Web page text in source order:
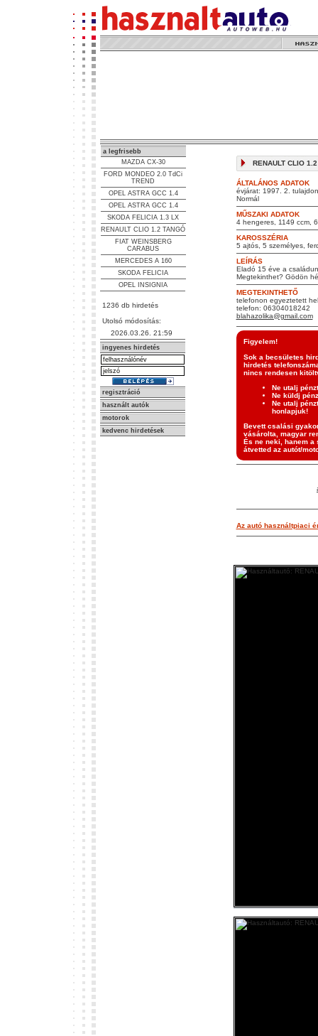
a legfrisebb
MAZDA CX-30
FORD MONDEO 2.0 TdCi
TREND
OPEL ASTRA GCC 1.4
OPEL ASTRA GCC 1.4
SKODA FELICIA 1.3 LX
RENAULT CLIO 1.2 TANGÓ
FIAT WEINSBERG
CARABUS
MERCEDES A 160
SKODA FELICIA
OPEL INSIGNIA
1236 db hirdetés
Utolsó módosítás:
2026.03.26. 21:59
ingyenes hirdetés
regisztráció
használt autók
motorok
kedvenc hirdetések
RENAULT CLIO
ÁLTALÁNOS ADATOK
évjárat: 1997. 2.
Normál
MŰSZAKI ADATOK
4 hengeres, 1149 ccm,
KAROSSZÉRIA
5 ajtós, 5 személyes,
LEÍRÁS
Eladó 15 éve a
Megtekinthet? Gödön
MEGTEKINTHETŐ
telefonon egyeztetett
telefon: 06304018242
blahazolika@gmail.com
Figyelem!
Sok a becsületes
hirdetés
nincs rendesen
Ne utalj
Ne küldj
Ne utalj
honlapjuk!
Bevett csalási
vásárolta, magyar
És ne neki, hanem a
átvetted az autót/
Az autó használtpiaci